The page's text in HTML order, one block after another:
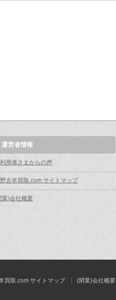
運営者情報
用者さまからの声
古本買取.com サイトマップ
業)会社概要
買取.com サイトマップ (閉業)会社概要